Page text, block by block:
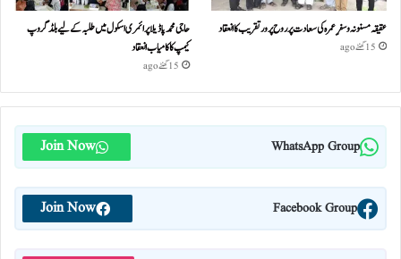
عقیقہ مسنونہ و سفرِ عمرہ کی سعادت پر روح پرور تقریب کا انعقاد
15 گھنٹے ago
حاجی محمد پاڈیلا پرائمری اسکول میں طلبہ کے لیے بلڈ گروپ
کیمپ کا کامیاب انعقاد
15 گھنٹے ago
WhatsApp Group
Join Now
Facebook Group
Join Now